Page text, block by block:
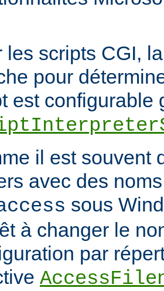
les scripts CGI,
pour
est configurable
il est souvent
avec des
sous
à changer le
par